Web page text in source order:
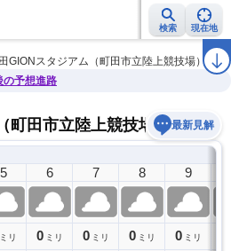
検索 現在地
地震情報 警報・注意報 2週間天気 ラ
GIONスタジアム（町田市立陸上競技場）
の予想進路
町田市立陸上競技場）の天気
最新見解
5
ミリ
6
0 ミリ
7
0 ミリ
8
0 ミリ
9
0 ミリ